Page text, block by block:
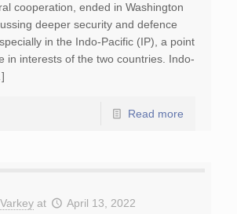
cooperation, ended in Washington
deeper security and defence
in the Indo-Pacific (IP), a point
in interests of the two countries. Indo-
Read more
at April 13, 2022